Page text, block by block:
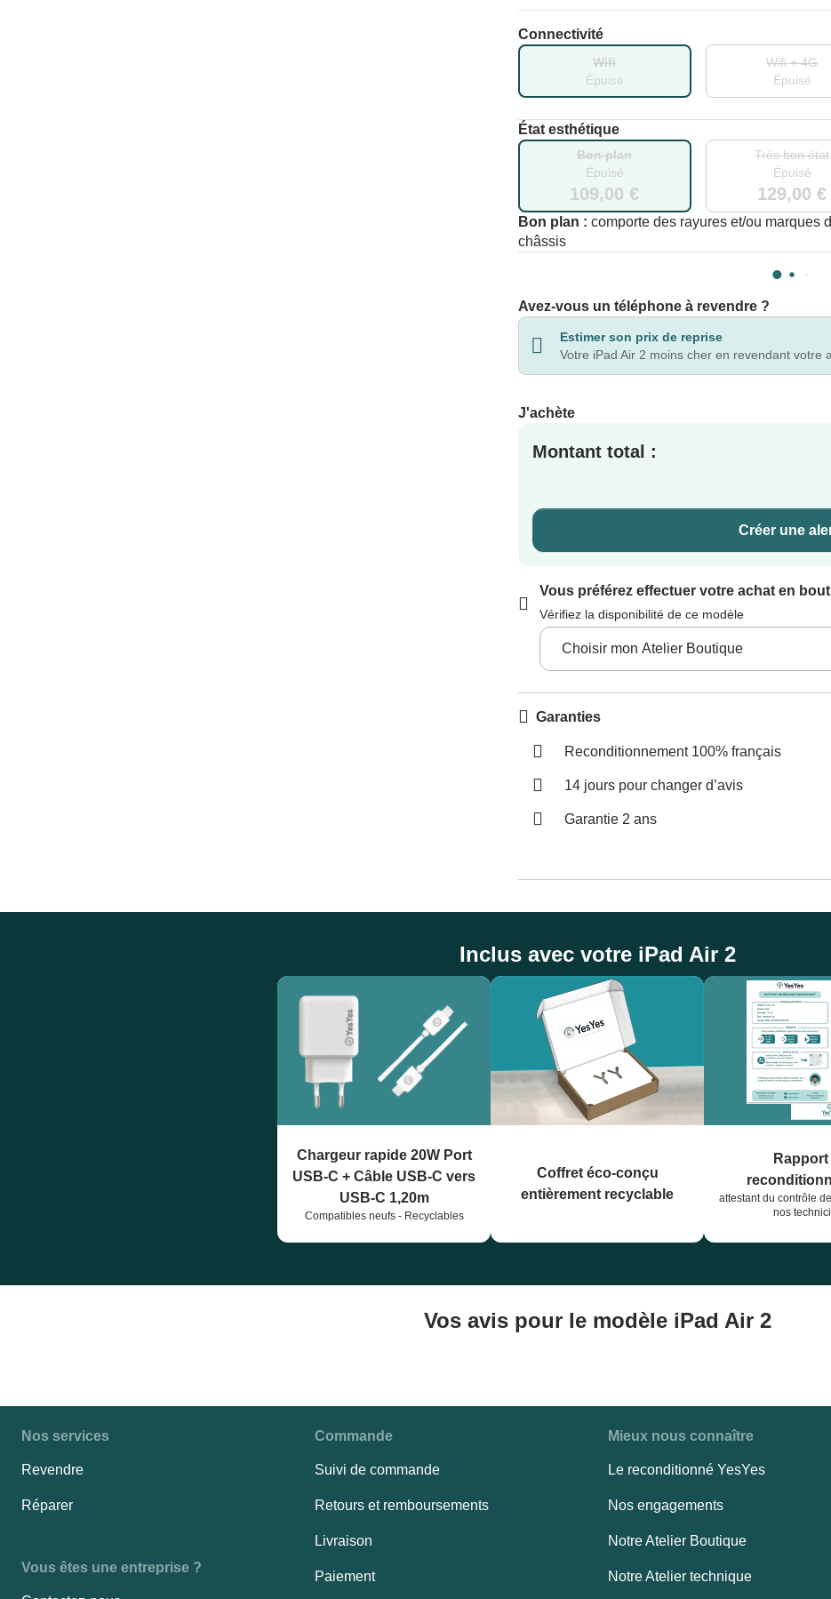
Connectivité
Wifi
Épuisé
Wifi + 4G
Épuisé
État esthétique
Bon plan
Épuisé
109,00 €
Très bon état
Épuisé
129,00 €
Bon plan : comporte des rayures et/ou marques
châssis
Avez-vous un téléphone à revendre ?
Estimer son prix de reprise
Votre iPad Air 2 moins cher en revendant votre
J'achète
Montant total :
Créer une
Vous préférez effectuer votre achat en
Vérifiez la disponibilité de ce modèle
Garanties
Reconditionnement 100% français
14 jours pour changer d’avis
Garantie 2 ans
Inclus avec votre iPad Air 2
Chargeur rapide 20W Port
USB-C + Câble USB-C vers
USB-C 1,20m
Compatibles neufs - Recyclables
Coffret éco-conçu
entièrement recyclable
Rapport
attestant du contrôle
nos
Vos avis pour le modèle iPad Air 2
Nos services
Revendre
Réparer
Vous êtes une entreprise ?
Commande
Suivi de commande
Retours et remboursements
Livraison
Paiement
Mieux nous connaître
Le reconditionné YesYes
Nos engagements
Notre Atelier Boutique
Notre Atelier technique